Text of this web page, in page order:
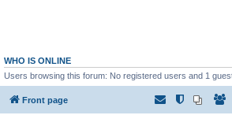
WHO IS ONLINE
Users browsing this forum: No registered users and 1
Front page